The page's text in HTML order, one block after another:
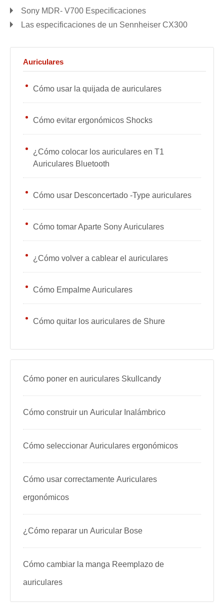
Sony MDR- V700 Especificaciones
Las especificaciones de un Sennheiser CX300
Auriculares
Cómo usar la quijada de auriculares
Cómo evitar ergonómicos Shocks
¿Cómo colocar los auriculares en T1
Auriculares Bluetooth
Cómo usar Desconcertado -Type auriculares
Cómo tomar Aparte Sony Auriculares
¿Cómo volver a cablear el auriculares
Cómo Empalme Auriculares
Cómo quitar los auriculares de Shure
Cómo poner en auriculares Skullcandy
Cómo construir un Auricular Inalámbrico
Cómo seleccionar Auriculares ergonómicos
Cómo usar correctamente Auriculares
ergonómicos
¿Cómo reparar un Auricular Bose
Cómo cambiar la manga Reemplazo de
auriculares